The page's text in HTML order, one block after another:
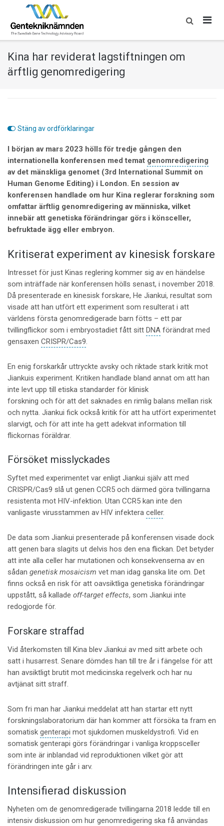
content
Kina har reviderat lagstiftningen om
ärftlig genomredigering
Stäng av ordförklaringar
I början av mars 2023 hölls för tredje gången den
internationella konferensen med temat genomredigering
av det mänskliga genomet (3rd International Summit on
Human Genome Editing) i London. En session av
konferensen handlade om hur Kina reglerar forskning som
omfattar ärftlig genomredigering av människa, vilket
innebär att genetiska förändringar görs i könsceller,
befruktade ägg eller embryon.
Kritiserat experiment av kinesisk forskare
Intresset för just Kinas reglering kommer sig av en händelse
som inträffade när konferensen hölls senast, i november 2018.
Då presenterade en kinesisk forskare, He Jiankui, resultat som
visade att han utfört ett experiment som resulterat i att
världens första genomredigerade barn fötts – ett par
tvillingflickor som i embryostadiet fått sitt DNAförändrat med
gensaxen CRISPR/Cas9.
En enig forskarkår uttryckte avsky och riktade stark kritik mot
Jiankuis experiment. Kritiken handlade bland annat om att han
inte levt upp till etiska standarder för klinisk
forskning och för att det saknades en rimlig balans mellan risk
och nytta. Jiankui fick också kritik för att ha utfört experimentet
slarvigt, och för att inte ha gett adekvat information till
flickornas föräldrar.
Försöket misslyckades
Syftet med experimentet var enligt Jiankui själv att med
CRISPR/Cas9 slå ut genen CCR5 och därmed göra tvillingarna
resistenta mot HIV-infektion. Utan CCR5 kan inte den
vanligaste virusstammen av HIV infektera celler.
De data som Jiankui presenterade på konferensen visade dock
att genen bara slagits ut delvis hos den ena flickan. Det betyder
att inte alla celler har mutationen och konsekvenserna av en
sådan genetisk mosaicism vet man idag ganska lite om. Det
finns också en risk för att oavsiktliga genetiska förändringar
uppstått, så kallade off-target effects, som Jiankui inte
redogjorde för.
Forskare straffad
Vid återkomsten till Kina blev Jiankui av med sitt arbete och
satt i husarrest. Senare dömdes han till tre år i fängelse för att
han avsiktligt brutit mot medicinska regelverk och har nu
avtjänat sitt straff.
Som fri man har Jiankui meddelat att han startar ett nytt
forskningslaboratorium där han kommer att försöka ta fram en
somatisk genterapi mot sjukdomen muskeldystrofi. Vid en
somatisk genterapi görs förändringar i vanliga kroppsceller
som inte är inblandad vid reproduktionen vilket gör att
förändringen inte går i arv.
Intensifierad diskussion
Nyheten om de genomredigerade tvillingarna 2018 ledde till en
intensiv diskussion om hur genomredigering ska få användas